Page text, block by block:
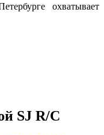
охватывает
SJ R/C